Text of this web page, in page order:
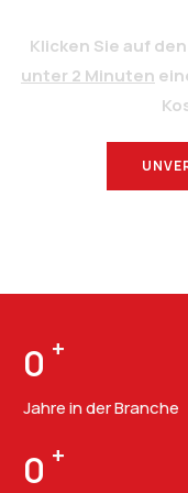
Klicken Sie auf
unter 2 Minuten
0 +
Jahre in der Branche
0 +